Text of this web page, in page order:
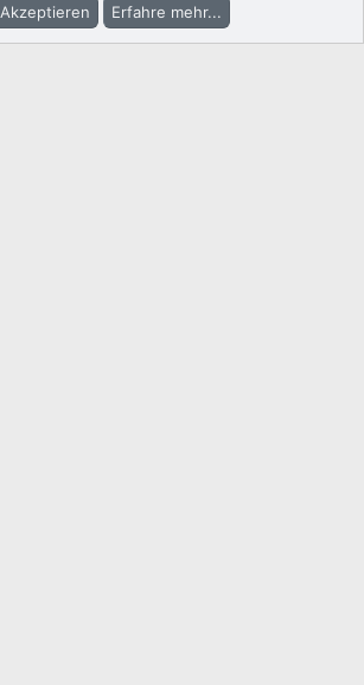
Akzeptieren
Erfahre mehr...